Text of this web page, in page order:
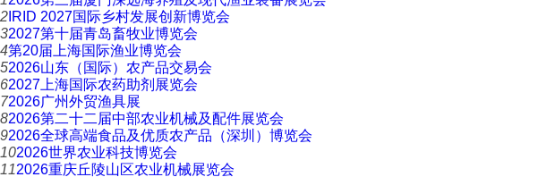
2 IRID 2027国际乡村发展创新博览会
32027第十届青岛畜牧业博览会
4第20届上海国际渔业博览会
52026山东（国际）农产品交易会
62027上海国际农药助剂展览会
72026广州外贸渔具展
82026第二十二届中部农业机械及配件展览会
92026全球高端食品及优质农产品（深圳）博览会
102026世界农业科技博览会
112026重庆丘陵山区农业机械展览会